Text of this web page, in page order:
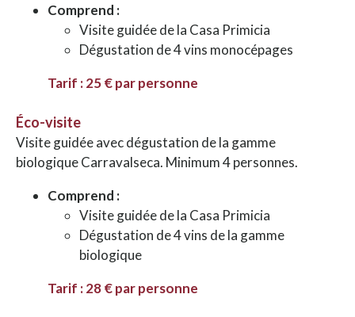
Comprend :
Visite guidée de la Casa Primicia
Dégustation de 4 vins monocépages
Tarif : 25 € par personne
Éco-visite
Visite guidée avec dégustation de la gamme
biologique Carravalseca. Minimum 4 personnes.
Comprend :
Visite guidée de la Casa Primicia
Dégustation de 4 vins de la gamme
biologique
Tarif : 28 € par personne